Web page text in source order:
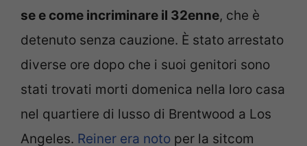
se e come incriminare il 32enne, che è
detenuto senza cauzione. È stato arrestato
diverse ore dopo che i suoi genitori sono
stati trovati morti domenica nella loro casa
nel quartiere di lusso di Brentwood a Los
Angeles. Reiner era noto per la sitcom